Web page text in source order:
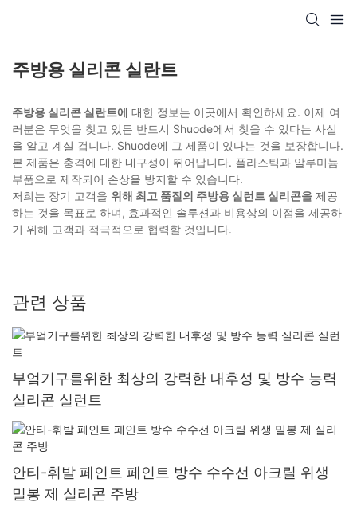
주방용 실리콘 실란트
주방용 실리콘 실란트에 대한 정보는 이곳에서 확인하세요. 이제 여
러분은 무엇을 찾고 있든 반드시 Shuode에서 찾을 수 있다는 사실
을 알고 계실 겁니다. Shuode에 그 제품이 있다는 것을 보장합니다.
본 제품은 충격에 대한 내구성이 뛰어납니다. 플라스틱과 알루미늄
부품으로 제작되어 손상을 방지할 수 있습니다.
저희는 장기 고객을 위해 최고 품질의 주방용 실런트 실리콘을 제공
하는 것을 목표로 하며, 효과적인 솔루션과 비용상의 이점을 제공하
기 위해 고객과 적극적으로 협력할 것입니다.
관련 상품
부엌기구를위한 최상의 강력한 내후성 및 방수 능력
실리콘 실런트
안티-휘발 페인트 페인트 방수 수수선 아크릴 위생
밀봉 제 실리콘 주방